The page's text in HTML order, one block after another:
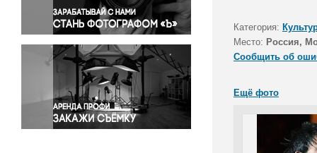
Происшествия и конфликты
Религия
Светская жизнь
Спорт
Экология
Экономика и бизнес
Категория:
Место: Россия,
Сообщить об
Ещё фото